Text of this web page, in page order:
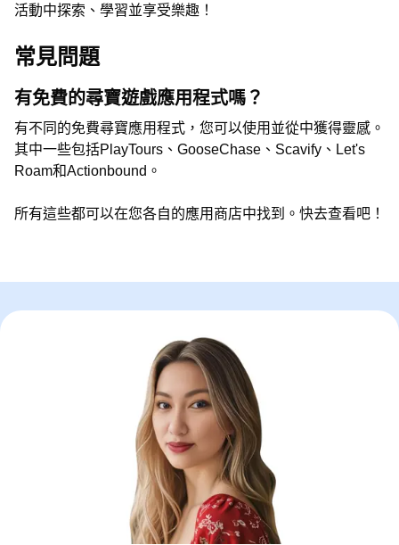
活動中探索、學習並享受樂趣！
常見問題
有免費的尋寶遊戲應用程式嗎？
有不同的免費尋寶應用程式，您可以使用並從中獲得靈感。
其中一些包括PlayTours、GooseChase、Scavify、Let's
Roam和Actionbound。
所有這些都可以在您各自的應用商店中找到。快去查看吧！